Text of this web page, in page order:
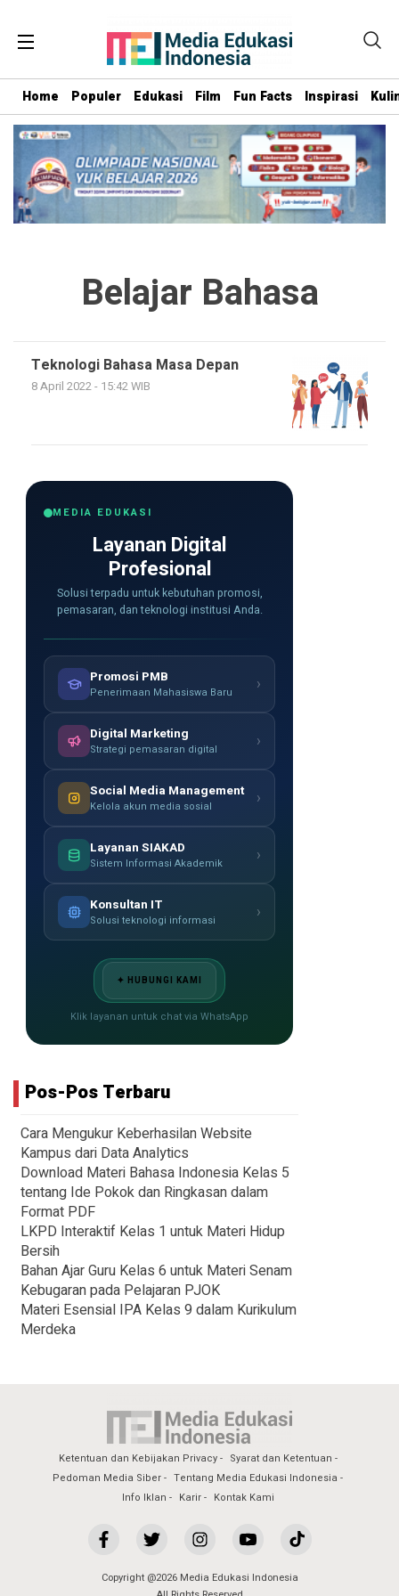
Home Populer Edukasi Film Fun Facts Inspirasi
Belajar Bahasa
Teknologi Bahasa Masa Depan
8 April 2022 - 15:42 WIB
MEDIA EDUKASI
Layanan Digital
Profesional
Solusi terpadu untuk kebutuhan promosi,
pemasaran, dan teknologi institusi Anda.
Promosi PMB
Penerimaan Mahasiswa Baru ›
Digital Marketing
Strategi pemasaran digital ›
Social Media Management
Kelola akun media sosial ›
Layanan SIAKAD
Sistem Informasi Akademik ›
Konsultan IT
Solusi teknologi informasi ›
✦ HUBUNGI KAMI
Klik layanan untuk chat via WhatsApp
Pos-Pos Terbaru
Cara Mengukur Keberhasilan Website
Kampus dari Data Analytics
Download Materi Bahasa Indonesia Kelas 5
tentang Ide Pokok dan Ringkasan dalam
Format PDF
LKPD Interaktif Kelas 1 untuk Materi Hidup
Bersih
Bahan Ajar Guru Kelas 6 untuk Materi Senam
Kebugaran pada Pelajaran PJOK
Materi Esensial IPA Kelas 9 dalam Kurikulum
Merdeka
Ketentuan dan Kebijakan Privacy
Syarat dan Ketentuan
Pedoman Media Siber
Tentang Media Edukasi Indonesia
Info Iklan
Karir Kontak Kami
Copyright @2026 Media Edukasi Indonesia